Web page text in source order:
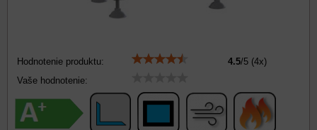
Hodnotenie produktu: 4.5/5 (4x)
Vaše hodnotenie: